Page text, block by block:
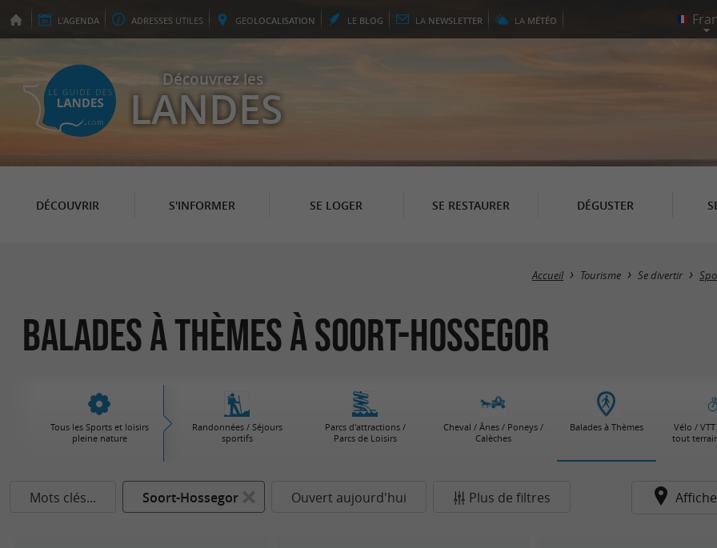
L'AGENDA ADRESSES UTILES GEOLOCALISATION LE BLOG LA NEWSLETTER LA MÉTÉO
Découvrez les
LANDES
DÉCOUVRIR S'INFORMER SE LOGER SE RESTAURER DÉGUSTER
Accueil Tourisme Se divertir
Balades à Thèmes à Soort-Hossegor
Tous les Sports et loisirs
pleine nature
Randonnées / Séjours
sportifs
Parcs d'attractions /
Parcs de Loisirs
Cheval / Ânes / Poneys /
Calèches
Balades à Thèmes
Vélo /
tout
Mots clés... Soort-Hossegor Ouvert aujourd'hui Plus de filtres